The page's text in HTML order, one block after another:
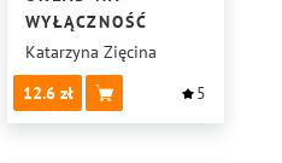
WYŁĄCZNOŚĆ
Katarzyna Zięcina
12.6
5